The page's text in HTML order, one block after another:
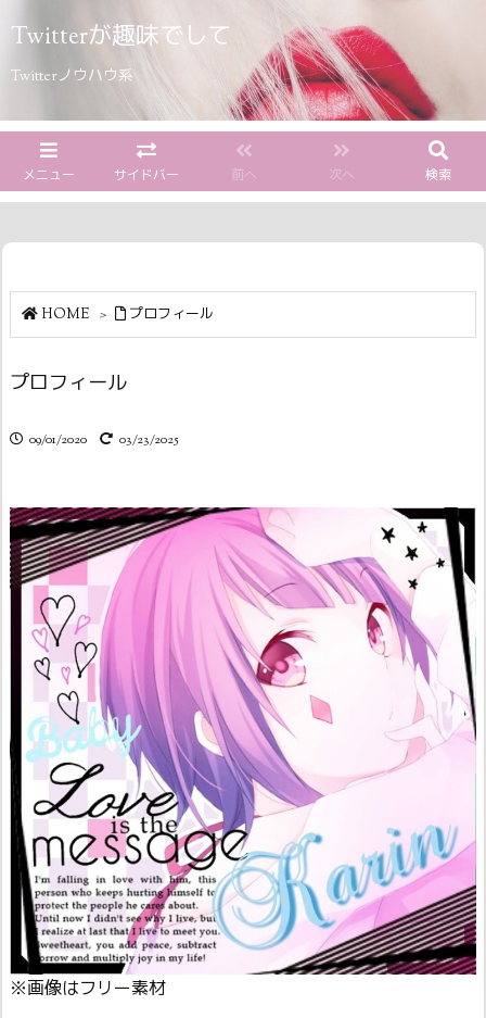
Twitterが趣味でして
Twitterノウハウ系
メニュー サイドバー 前へ 次へ 検索
HOME > プロフィール
プロフィール
09/01/2020 03/23/2025
※画像はフリー素材